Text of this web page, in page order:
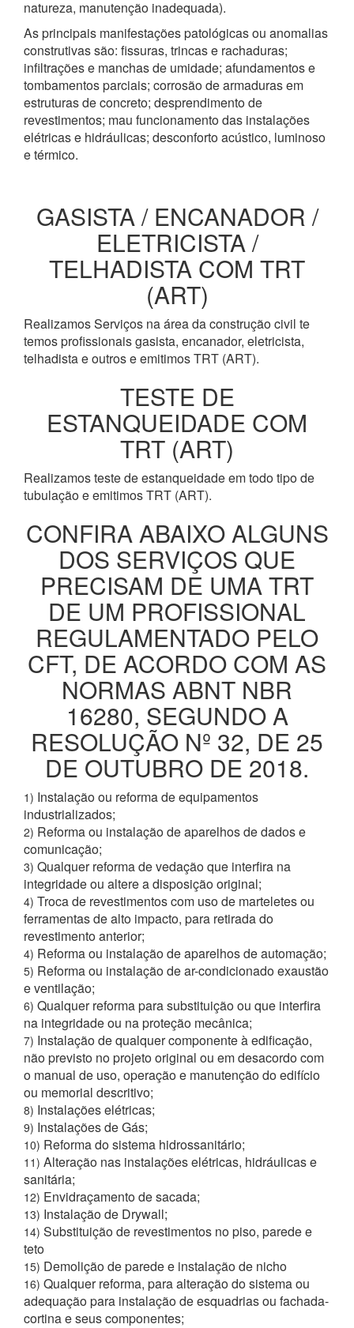
natureza, manutenção inadequada).
As principais manifestações patológicas ou anomalias
construtivas são: fissuras, trincas e rachaduras;
infiltrações e manchas de umidade; afundamentos e
tombamentos parciais; corrosão de armaduras em
estruturas de concreto; desprendimento de
revestimentos; mau funcionamento das instalações
elétricas e hidráulicas; desconforto acústico, luminoso
e térmico.
GASISTA / ENCANADOR /
ELETRICISTA /
TELHADISTA COM TRT
(ART)
Realizamos Serviços na área da construção civil te
temos profissionais gasista, encanador, eletricista,
telhadista e outros e emitimos TRT (ART).
TESTE DE
ESTANQUEIDADE COM
TRT (ART)
Realizamos teste de estanqueidade em todo tipo de
tubulação e emitimos TRT (ART).
CONFIRA ABAIXO ALGUNS
DOS SERVIÇOS QUE
PRECISAM DE UMA TRT
DE UM PROFISSIONAL
REGULAMENTADO PELO
CFT, DE ACORDO COM AS
NORMAS ABNT NBR
16280, SEGUNDO A
RESOLUÇÃO Nº 32, DE 25
DE OUTUBRO DE 2018.
1) Instalação ou reforma de equipamentos
industrializados;
2) Reforma ou instalação de aparelhos de dados e
comunicação;
3) Qualquer reforma de vedação que interfira na
integridade ou altere a disposição original;
4) Troca de revestimentos com uso de marteletes ou
ferramentas de alto impacto, para retirada do
revestimento anterior;
4) Reforma ou instalação de aparelhos de automação;
5) Reforma ou instalação de ar-condicionado exaustão
e ventilação;
6) Qualquer reforma para substituição ou que interfira
na integridade ou na proteção mecânica;
7) Instalação de qualquer componente à edificação,
não previsto no projeto original ou em desacordo com
o manual de uso, operação e manutenção do edifício
ou memorial descritivo;
8) Instalações elétricas;
9) Instalações de Gás;
10) Reforma do sistema hidrossanitário;
11) Alteração nas instalações elétricas, hidráulicas e
sanitária;
12) Envidraçamento de sacada;
13) Instalação de Drywall;
14) Substituição de revestimentos no piso, parede e
teto
15) Demolição de parede e instalação de nicho
16) Qualquer reforma, para alteração do sistema ou
adequação para instalação de esquadrias ou fachada-
cortina e seus componentes;